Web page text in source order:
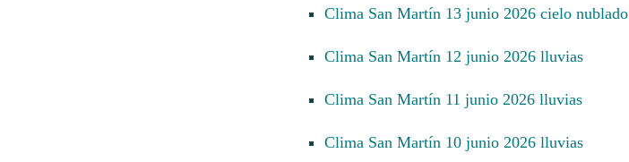
Clima San Martín 13 junio 2026 cielo nublado
Clima San Martín 12 junio 2026 lluvias
Clima San Martín 11 junio 2026 lluvias
Clima San Martín 10 junio 2026 lluvias